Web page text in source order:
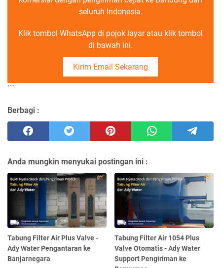
seluruh Indonesia.
Klik tombol WhatsApp di pojok layar atau klik tombol
di bawah ini.
Kirim Email Sekarang
```
Berbagi :
Anda mungkin menyukai postingan ini :
Tabung Filter Air Plus Valve -
Ady Water Pengantaran ke
Banjarnegara
Tabung Filter Air 1054 Plus
Valve Otomatis - Ady Water
Support Pengiriman ke